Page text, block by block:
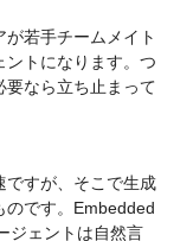
若手チームメイト
ントになります。つ
要なら立ち止まって
ですが、そこで生成
のです。Embedded
ジェントは自然言